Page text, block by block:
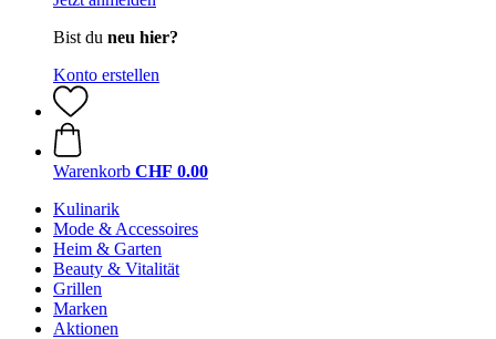
Bist du neu hier?
Konto erstellen
Warenkorb CHF 0.00
Kulinarik
Mode & Accessoires
Heim & Garten
Beauty & Vitalität
Grillen
Marken
Aktionen